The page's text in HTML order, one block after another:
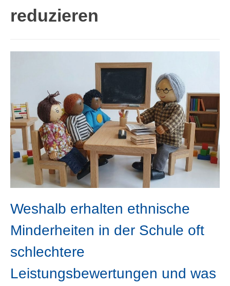
reduzieren
Weshalb erhalten ethnische
Minderheiten in der Schule oft
schlechtere
Leistungsbewertungen und was